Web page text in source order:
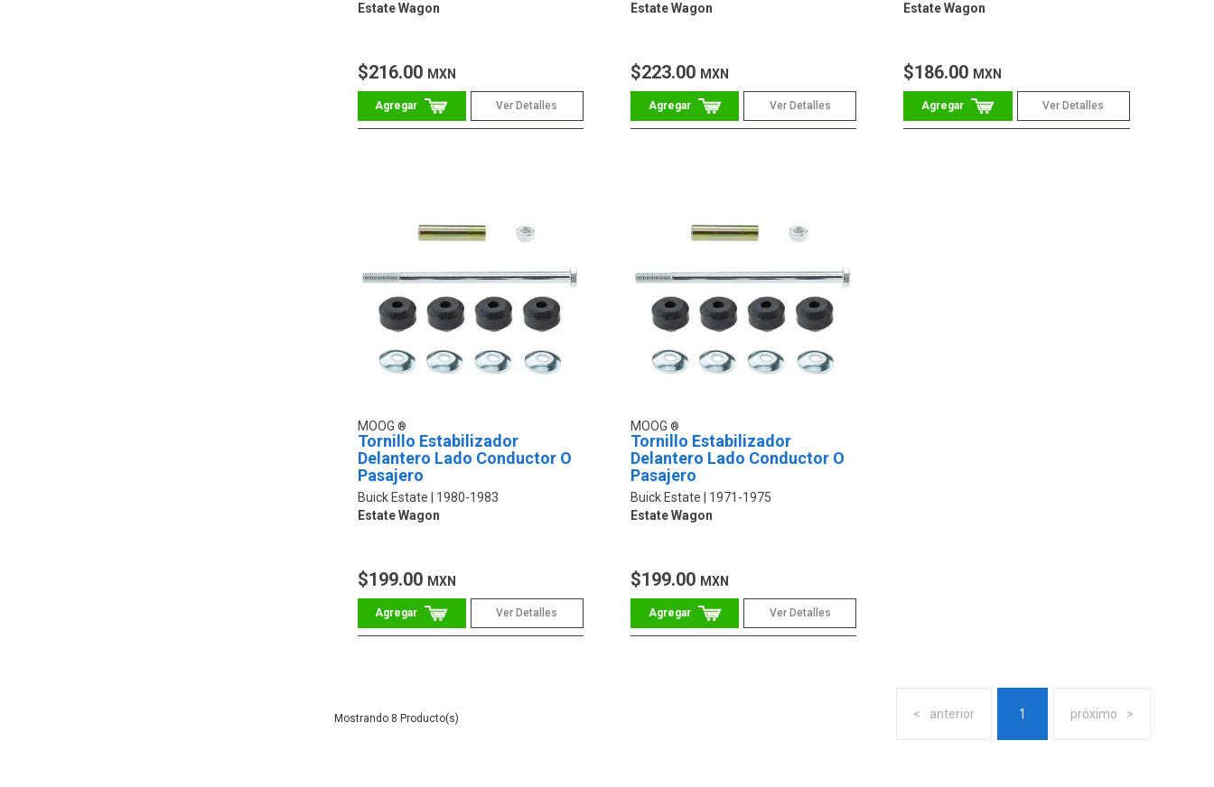
Estate Wagon
$216.00 MXN
Ver Detalles
Estate Wagon
$223.00 MXN
Ver Detalles
Estate Wagon
$186.00 MXN
Ver Detalles
MOOG
Tornillo Estabilizador
Delantero Lado Conductor O
Pasajero
Buick Estate
1980-1983
Estate Wagon
$199.00 MXN
Ver Detalles
MOOG
Tornillo Estabilizador
Delantero Lado Conductor O
Pasajero
Buick Estate
1971-1975
Estate Wagon
$199.00 MXN
Ver Detalles
anterior 1 próximo
8